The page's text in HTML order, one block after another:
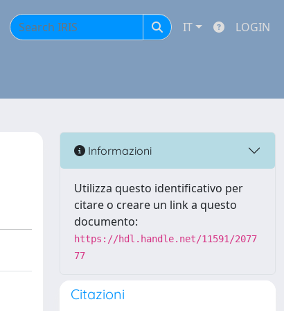
IT LOGIN
Informazioni
Utilizza questo identificativo per
citare o creare un link a questo
documento:
https://hdl.handle.net/11591/2077
77
Citazioni